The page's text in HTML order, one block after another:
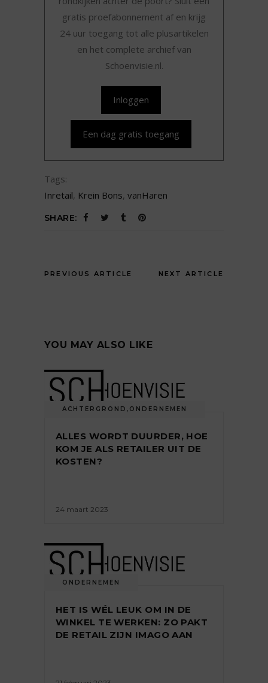
gratis proefabonnement af en krijg
24 uur toegang tot alle plusartikelen
en het complete archief van
Schoenvisie.nl.
Inloggen
Een dag gratis toegang
Tags:
Inretail, Krein Bons, vanHaren
SHARE:
PREVIOUS ARTICLE NEXT ARTICLE
YOU MAY ALSO LIKE
ACHTERGROND , ONDERNEMEN
ALLES WORDT DUURDER, HOE
KOM JE ALS RETAILER UIT DE
KOSTEN?
24 maart 2023
ONDERNEMEN
HET IS WÉL LEUK OM IN DE
WINKEL TE WERKEN: ZO PAKT
DE RETAIL ZIJN IMAGO AAN